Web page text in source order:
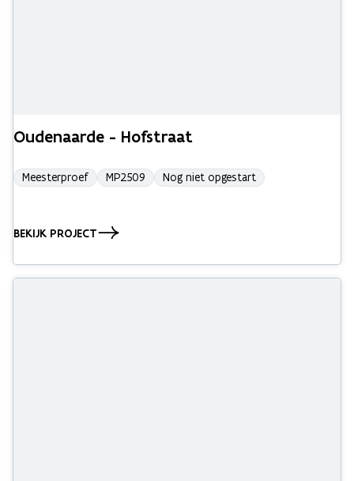
Oudenaarde - Hofstraat
Meesterproef MP2509 Nog niet opgestart
BEKIJK PROJECT